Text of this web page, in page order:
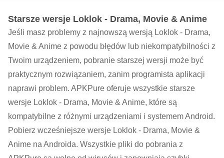
Starsze wersje Loklok - Drama, Movie & Anime
Jeśli masz problemy z najnowszą wersją Loklok - Drama,
Movie & Anime z powodu błędów lub niekompatybilności z
Twoim urządzeniem, pobranie starszej wersji może być
praktycznym rozwiązaniem, zanim programista aplikacji
naprawi problem. APKPure oferuje wszystkie starsze
wersje Loklok - Drama, Movie & Anime, które są
kompatybilne z różnymi urządzeniami i systemem Android.
Pobierz wcześniejsze wersje Loklok - Drama, Movie &
Anime na Androida. Wszystkie pliki do pobrania z